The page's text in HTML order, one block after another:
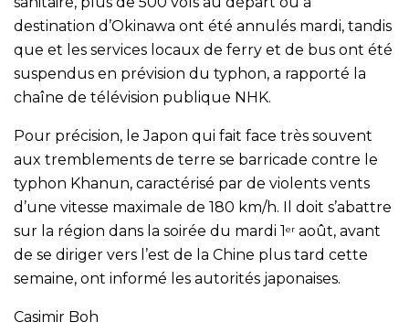
destination d’Okinawa ont été annulés mardi, tandis
que et les services locaux de ferry et de bus ont été
suspendus en prévision du typhon, a rapporté la
chaîne de télévision publique NHK.
Pour précision, le Japon qui fait face très souvent
aux tremblements de terre se barricade contre le
typhon Khanun, caractérisé par de violents vents
d’une vitesse maximale de 180 km/h. Il doit s’abattre
sur la région dans la soirée du mardi 1 er août, avant
de se diriger vers l’est de la Chine plus tard cette
semaine, ont informé les autorités japonaises.
Casimir Boh